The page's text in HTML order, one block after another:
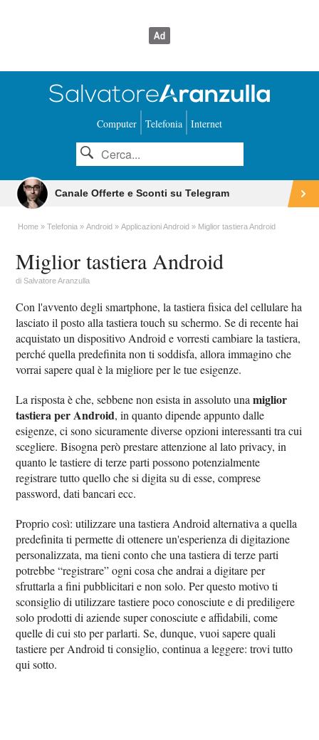
Computer Telefonia Internet
Canale Offerte e Sconti su Telegram
Home Telefonia Android Applicazioni Android Miglior tastiera Android
Miglior tastiera Android
diSalvatore Aranzulla
Con l'avvento degli smartphone, la tastiera fisica del cellulare ha
lasciato il posto alla tastiera touch su schermo. Se di recente hai
acquistato un dispositivo Android e vorresti cambiare la tastiera,
perché quella predefinita non ti soddisfa, allora immagino che
vorrai sapere qual è la migliore per le tue esigenze.
La risposta è che, sebbene non esista in assoluto unamiglior
tastiera per Android, in quanto dipende appunto dalle
esigenze, ci sono sicuramente diverse opzioni interessanti tra cui
scegliere. Bisogna però prestare attenzione al lato privacy, in
quanto le tastiere di terze parti possono potenzialmente
registrare tutto quello che si digita su di esse, comprese
password, dati bancari ecc.
Proprio così: utilizzare una tastiera Android alternativa a quella
predefinita ti permette di ottenere un'esperienza di digitazione
personalizzata, ma tieni conto che una tastiera di terze parti
potrebbe “registrare” ogni cosa che andrai a digitare per
sfruttarla a fini pubblicitari e non solo. Per questo motivo ti
sconsiglio di utilizzare tastiere poco conosciute e di prediligere
solo prodotti di aziende super conosciute e affidabili, come
quelle di cui sto per parlarti. Se, dunque, vuoi sapere quali
tastiere per Android ti consiglio, continua a leggere: trovi tutto
qui sotto.